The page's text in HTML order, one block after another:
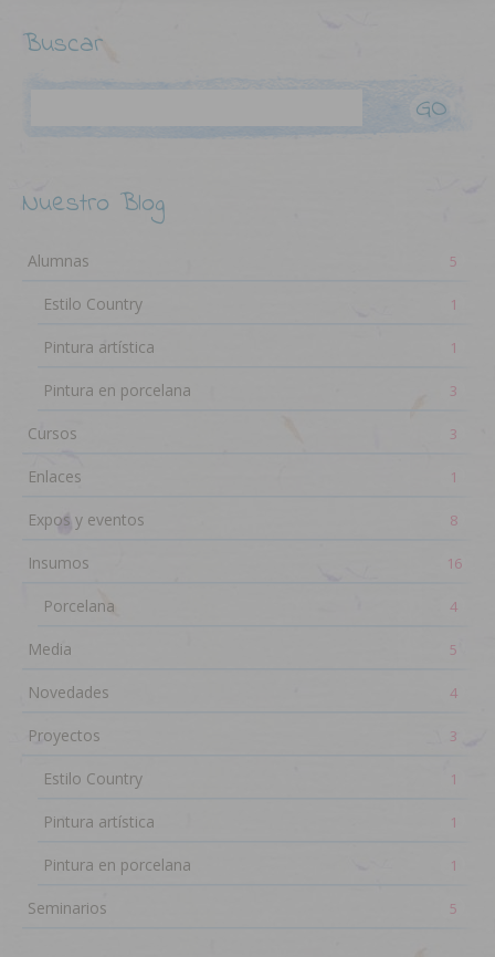
Buscar
Nuestro Blog
Alumnas 5
Estilo Country 1
Pintura artística 1
Pintura en porcelana 3
Cursos 3
Enlaces 1
Expos y eventos 8
Insumos 16
Porcelana 4
Media 5
Novedades 4
Proyectos 3
Estilo Country 1
Pintura artística 1
Pintura en porcelana 1
Seminarios 5